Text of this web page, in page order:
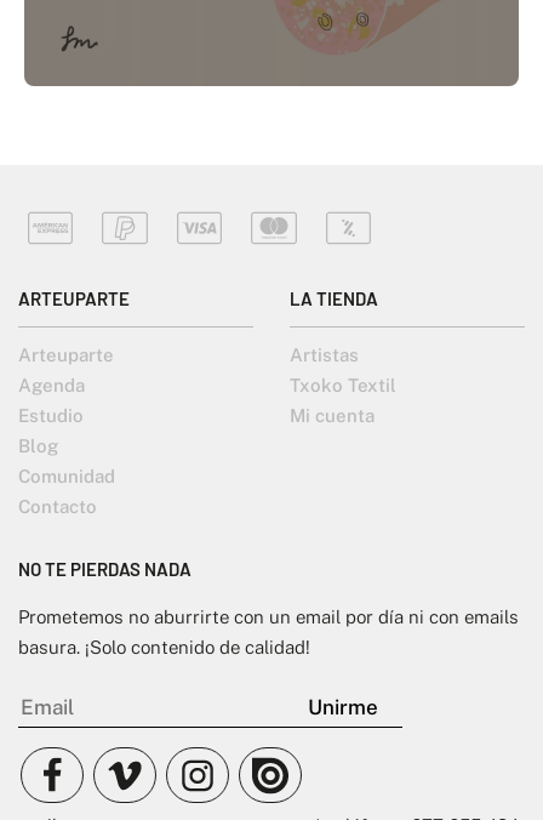
ARTEUPARTE
Arteuparte
Agenda
Estudio
Blog
Comunidad
Contacto
LA TIENDA
Artistas
Txoko Textil
Mi cuenta
NO TE PIERDAS NADA
Prometemos no aburrirte con un email por día ni con emails
basura. ¡Solo contenido de calidad!